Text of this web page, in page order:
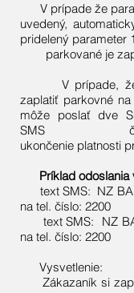
V prípade že
uvedený,
pridelený parameter
parkované je
V prípade, že
zaplatiť parkovné
môže poslať dve
SMS časovo
ukončenie platnosti
Príklad
text SMS: NZ
na tel. číslo: 2200
text SMS: NZ
na tel. číslo: 2200
Vysvetlenie:
Zákazaník si